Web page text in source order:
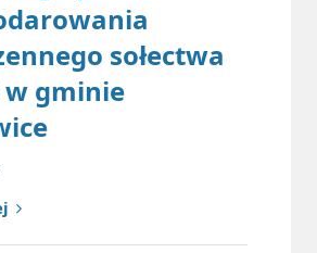
sołectwa
w gminie